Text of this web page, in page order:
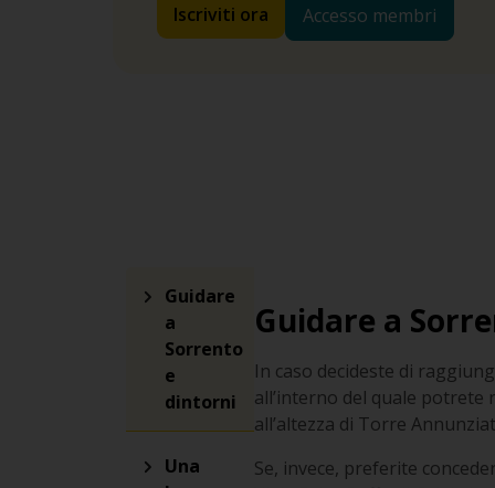
Iscriviti ora Accesso membri
Guidare
a
Sorrento
e
dintorni
Una
Guidare a
In caso decideste di
all’interno del quale potrete
all’altezza di Torre
Se, invece, preferite